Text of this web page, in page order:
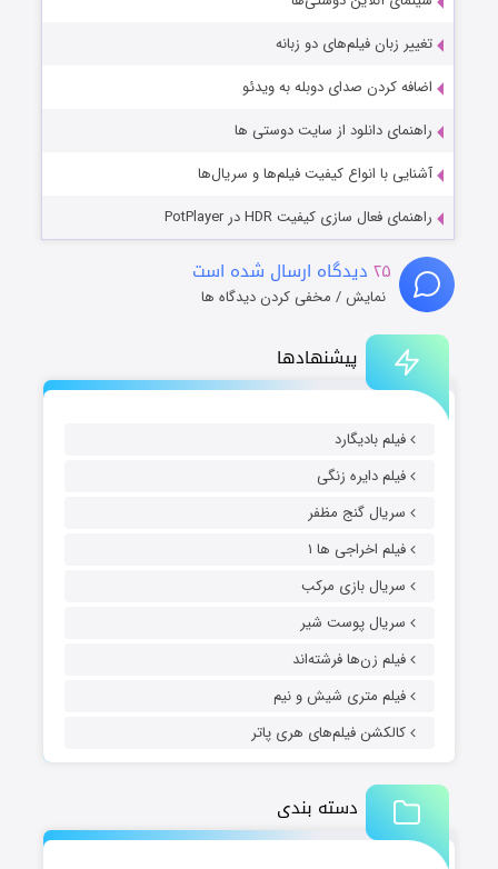
پیشنهادها
فیلم بادیگارد
فیلم دایره زنگی
سریال گنج مظفر
فیلم اخراجی ها ۱
سریال بازی مرکب
سریال پوست شیر
فیلم زن‌ها فرشته‌اند
فیلم متری شیش و نیم
کالکشن فیلم‌های هری پاتر
دسته بندی
تغییر زبان فیلم‌های دو زبانه
اضافه کردن صدای دوبله به ویدئو
راهنمای دانلود از سایت دوستی ها
آشنایی با انواع کیفیت فیلم‌ها و سریال‌ها
راهنمای فعال سازی کیفیت HDR در PotPlayer
۲۵ دیدگاه ارسال شده است
نمایش / مخفی کردن دیدگاه ها